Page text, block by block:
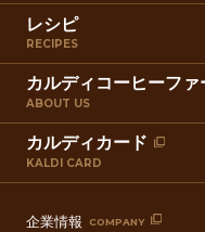
レシピ
RECIPES
カルディコーヒーファ
ABOUT US
カルディカード
KALDI CARD
企業情報 COMPANY